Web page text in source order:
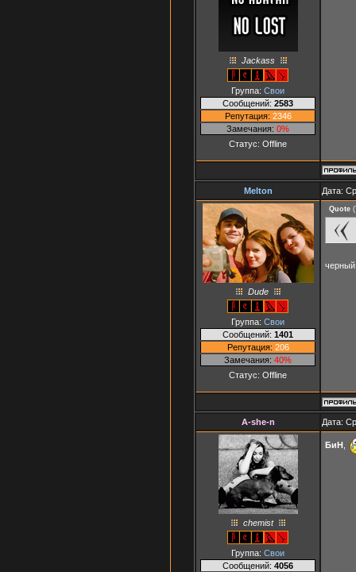
Jackass
Группа: Свои
Сообщений: 2583
Репутация: 2346
Замечания: 0%
Статус: Offline
Melton Дата:
Dude
Группа: Свои
Сообщений: 1401
Репутация: 206
Замечания: 40%
Статус: Offline
Quote (
A-she-n Дата:
chemist
Группа: Свои
Сообщений: 4056
БиН